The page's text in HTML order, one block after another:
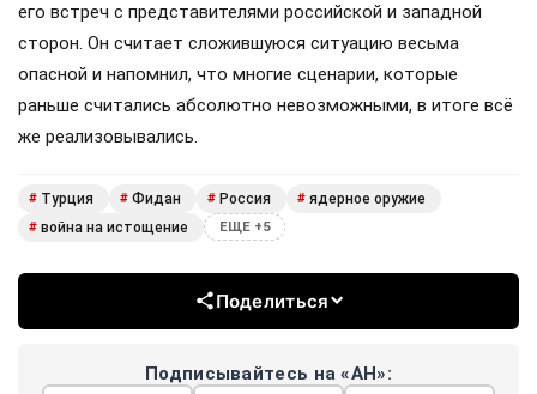
его встреч с представителями российской и западной
сторон. Он считает сложившуюся ситуацию весьма
опасной и напомнил, что многие сценарии, которые
раньше считались абсолютно невозможными, в итоге всё
же реализовывались.
# Турция # Фидан # Россия # ядерное оружие
# война на истощение ЕЩЕ +5
Поделиться
Подписывайтесь на «АН»: